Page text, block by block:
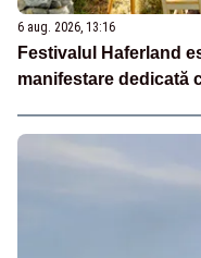
6 aug. 2026, 13:16
Festivalul Haferland
manifestare dedicată